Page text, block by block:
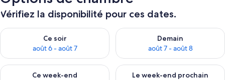
Vérifiez la disponibilité pour ces dates.
Ce soir
août 6 - août 7
Vérifier la disponibilité pour ce soir août 6 - août 7
Demain
août 7 - août 8
Vérifier la disponibilité pour
Ce week-end
Vérifier la disponibilité pour ce week-end août 7 - août 9
Le week-end prochain
Vérifier la disponibilité pour